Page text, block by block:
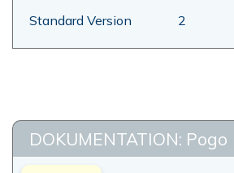
Standard Version 2
DOKUMENTATION: Pogo